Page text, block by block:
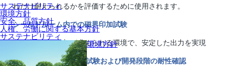
サステナビリティ
環境方針
安全、品質方針
人権、労働に関する基本方針
サステナビリティ
環境方針
れだけ耐えられるかを評価するために使用されます。
シールドルーム内での磁界印加試験
高精度な磁界印加が求められる環境で、安定した出力を実現
EMC試験ラボでの正式試験および開発段階の耐性確認